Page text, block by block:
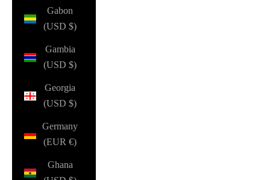
Gabon
(USD $)
Gambia
(USD $)
Georgia
(USD $)
Germany
(EUR €)
Ghana